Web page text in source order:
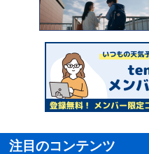
注目のコンテンツ